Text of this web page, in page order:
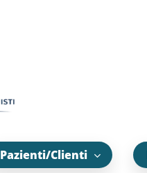
Pazienti/Clienti